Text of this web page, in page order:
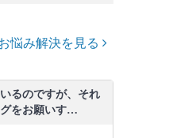
悩み解決を見る
るのですが、それ
をお願いす…